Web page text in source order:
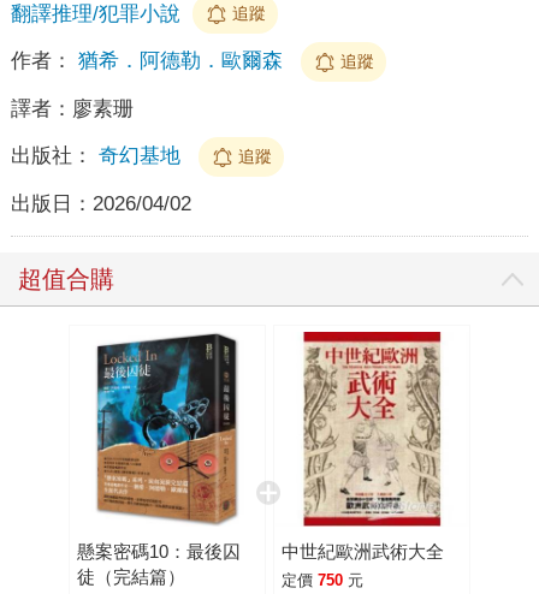
翻譯推理/犯罪小說
追蹤
作者： 猶希．阿德勒．歐爾森 追蹤
譯者： 廖素珊
出版社： 奇幻基地 追蹤
出版日： 2026/04/02
超值合購
懸案密碼10：最後囚
徒（完結篇）
中世紀歐洲武術大全
定價 750 元